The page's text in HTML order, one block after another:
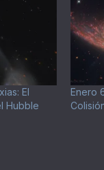
El
Hubble
Enero